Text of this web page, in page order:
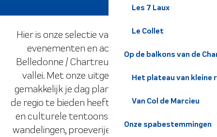
Les 7 Laux
Le Collet
Op de balkons van de
Het plateau van kleine
Van Col de Marcieu
Onze spabestemmingen
Hier is onze selectie van niet te missen lokale
evenementen en activiteiten in de regio
Belledonne / Chartreuse en de Grésivaudan-
vallei. Met onze uitgebreide agenda kun je
gemakkelijk je dag plannen en ontdekken wat
de regio te bieden heeft, van levendige festivals
en culturele tentoonstellingen tot begeleide
wandelingen, proeverijen van lokale gerechten